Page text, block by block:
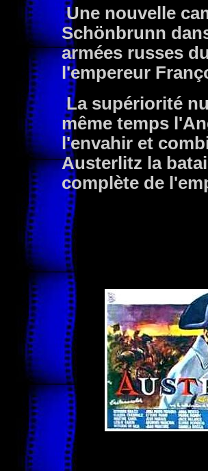
Une nouvelle
Schönbrunn
armées russes
l'empereur
La supériorité
même temps
l'envahir et
Austerlitz la
complète de